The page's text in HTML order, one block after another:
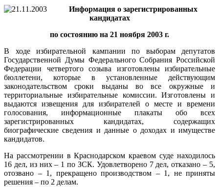
Информация о зарегистрированных
кандидатах
по состоянию на 21 ноября 2003 г.
В ходе избирательной кампании по выборам депутатов
Государственной Думы Федерального Собрания Российской
Федерации четвертого созыва изготовлены избирательные
бюллетени, которые в установленные действующим
законодательством сроки выданы во все окружные и
территориальные избирательные комиссии. Изготовлены и
выдаются извещения для избирателей о месте и времени
голосования, информационные плакаты обо всех
зарегистрированных кандидатах, содержащих
биографические сведения и данные о доходах и имуществе
кандидатов.
На рассмотрении в Краснодарском краевом суде находилось
16 дел, из них – 1 по ЗСК. Удовлетворено 7 дел, отказано – 5,
отозвано – 1, прекращено производством – 1, не приняты
решения – по 2 делам.